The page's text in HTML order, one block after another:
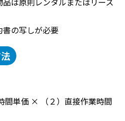
の写しが必要
間単価 × （２）直接作業時間